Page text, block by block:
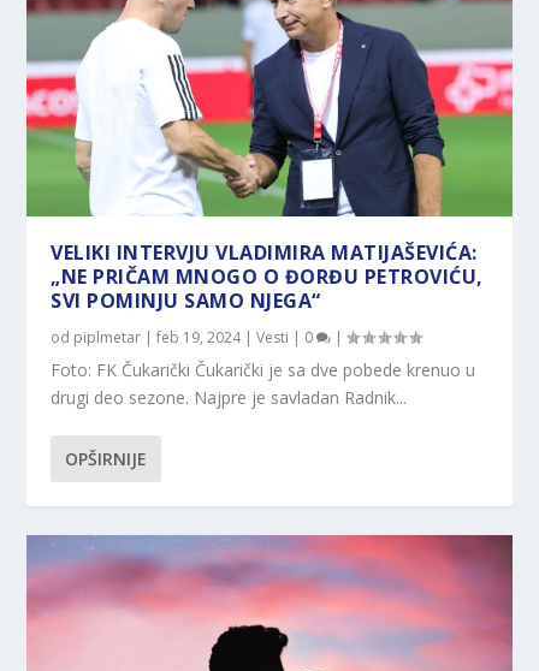
VELIKI INTERVJU VLADIMIRA MATIJAŠEVIĆA:
„NE PRIČAM MNOGO O ĐORĐU PETROVIĆU,
SVI POMINJU SAMO NJEGA“
od piplmetar |feb 19, 2024|Vesti 0 |
Foto: FK Čukarički Čukarički je sa dve pobede krenuo u
drugi deo sezone. Najpre je savladan Radnik...
OPŠIRNIJE